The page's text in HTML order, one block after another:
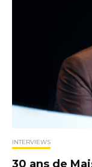
INTERVIEWS
30 ans de